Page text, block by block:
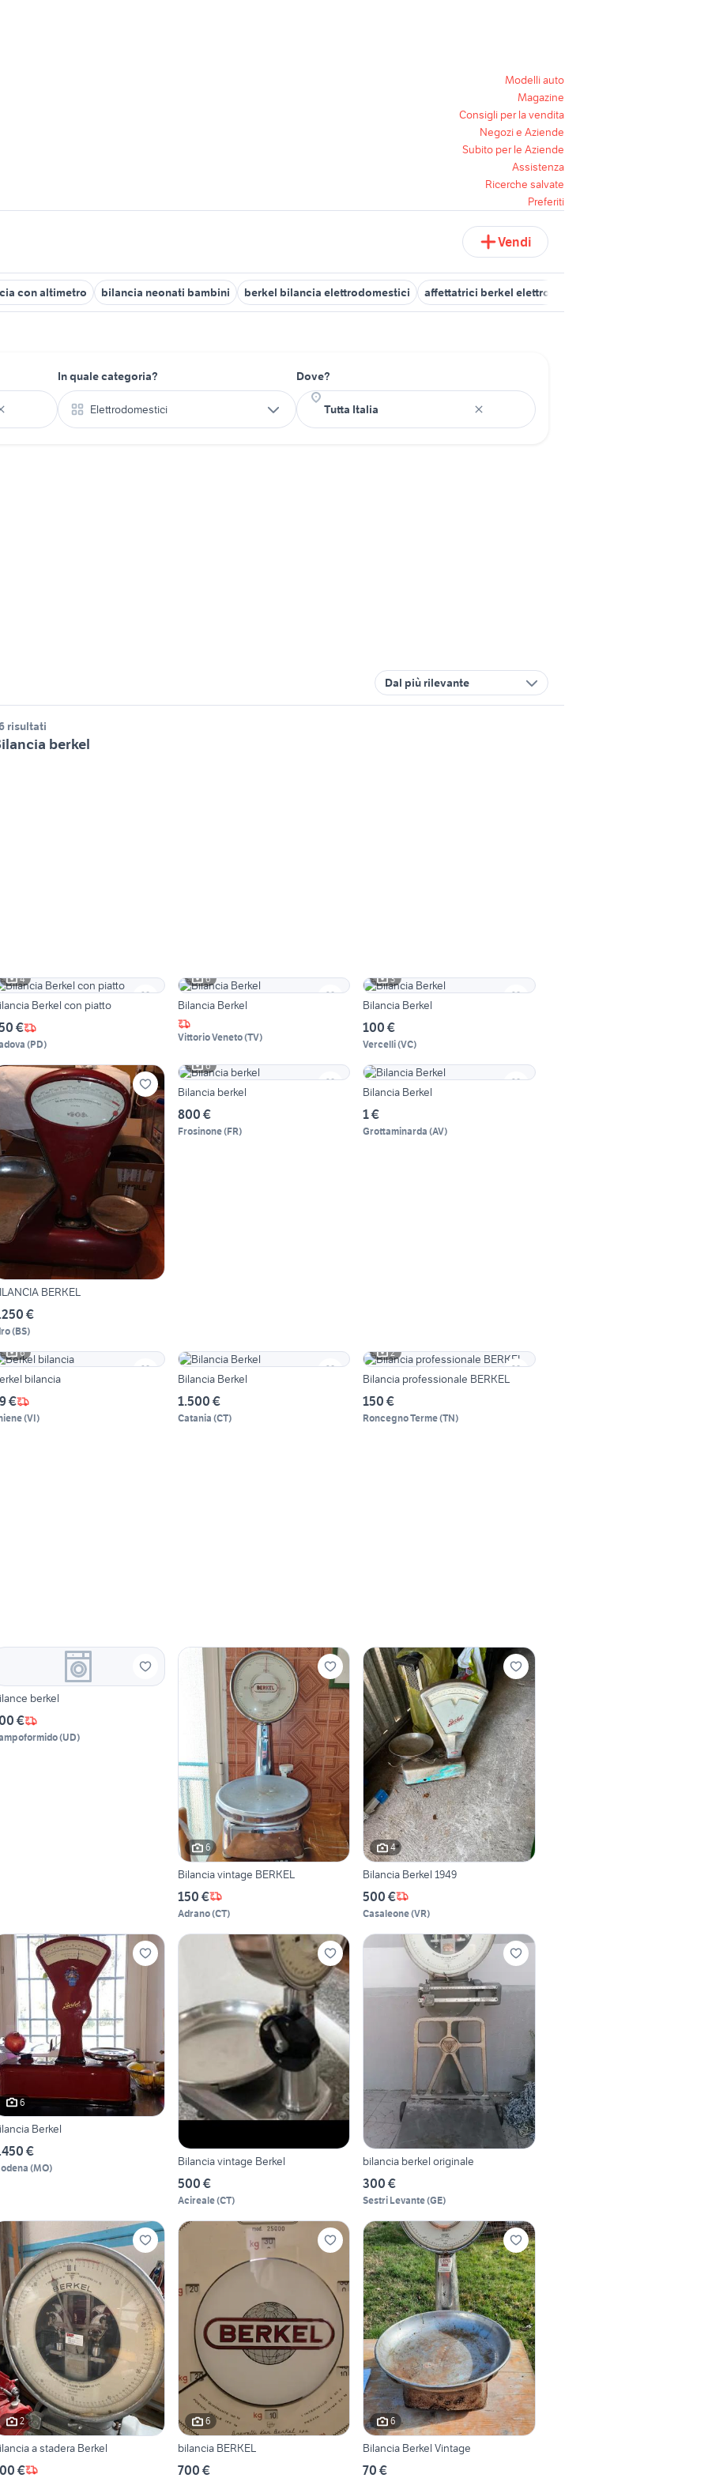
Modelli auto
Magazine
Consigli per la vendita
Negozi e Aziende
Subito per le Aziende
Assistenza
Ricerche salvate
Preferiti
Vendi
con altimetro bilancia neonati bambini berkel bilancia elettrodomestici affettatrici berkel elettrodomestici
In quale categoria?
Elettrodomestici
Dove?
Dal più rilevante
risultati
berkel
4
Berkel con piatto
€
(PD)
6
Bilancia Berkel
Vittorio Veneto(TV)
3
Bilancia Berkel
100 €
Vercelli(VC)
BERKEL
€
(BS)
6
Bilancia berkel
800 €
Frosinone(FR)
Bilancia Berkel
1 €
Grottaminarda (AV)
6
bilancia
€
(VI)
Bilancia Berkel
1.500 €
Catania (CT)
2
Bilancia professionale BERKEL
150 €
Roncegno Terme(TN)
berkel
€
(UD)
6
Bilancia vintage BERKEL
150 €
Adrano(CT)
4
Bilancia Berkel 1949
500 €
Casaleone(VR)
6
Berkel
€
(MO)
Bilancia vintage Berkel
500 €
Acireale(CT)
bilancia berkel originale
300 €
Sestri Levante(GE)
2
a stadera Berkel
€
6
bilancia BERKEL
700 €
6
Bilancia Berkel Vintage
70 €